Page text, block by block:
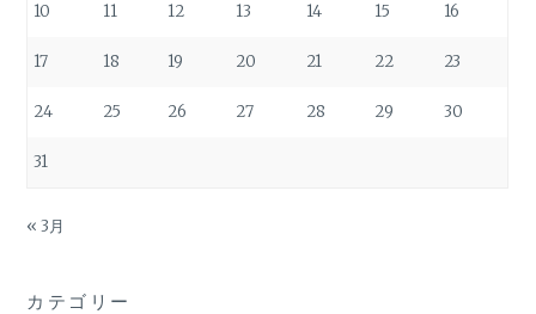
10 11 12 13 14 15 16
17 18 19 20 21 22 23
24 25 26 27 28 29 30
31
« 3月
カテゴリー